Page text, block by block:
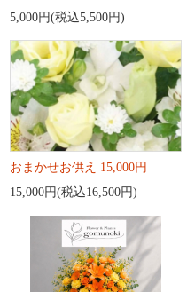
5,000円(税込5,500円)
おまかせお供え 15,000円
15,000円(税込16,500円)